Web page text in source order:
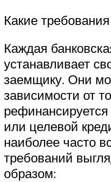
Какие
Каждая
устанавливает
заемщику. Они
зависимости от
или целевой
наиболее часто
требований
образом: